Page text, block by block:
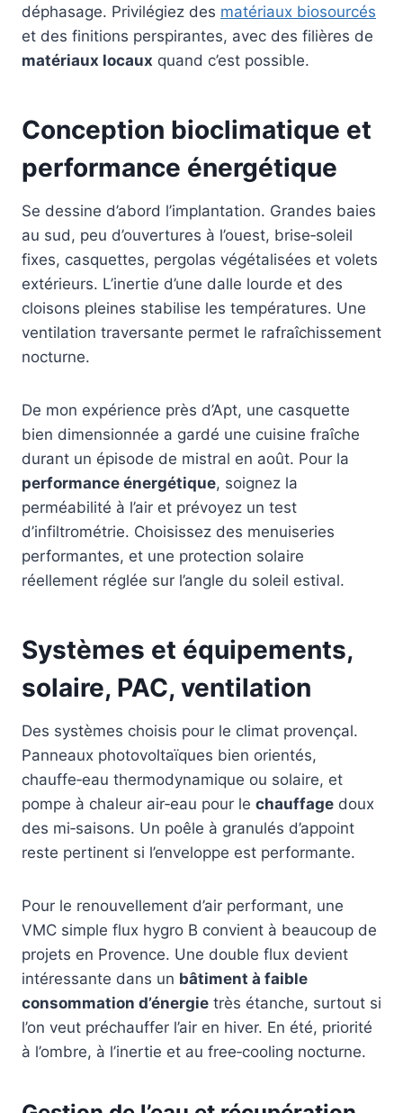
déphasage. Privilégiez des matériaux biosourcés
et des finitions perspirantes, avec des filières de
matériaux locaux quand c’est possible.
Conception bioclimatique et
performance énergétique
Se dessine d’abord l’implantation. Grandes baies
au sud, peu d’ouvertures à l’ouest, brise‑soleil
fixes, casquettes, pergolas végétalisées et volets
extérieurs. L’inertie d’une dalle lourde et des
cloisons pleines stabilise les températures. Une
ventilation traversante permet le rafraîchissement
nocturne.
De mon expérience près d’Apt, une casquette
bien dimensionnée a gardé une cuisine fraîche
durant un épisode de mistral en août. Pour la
performance énergétique, soignez la
perméabilité à l’air et prévoyez un test
d’infiltrométrie. Choisissez des menuiseries
performantes, et une protection solaire
réellement réglée sur l’angle du soleil estival.
Systèmes et équipements,
solaire, PAC, ventilation
Des systèmes choisis pour le climat provençal.
Panneaux photovoltaïques bien orientés,
chauffe‑eau thermodynamique ou solaire, et
pompe à chaleur air‑eau pour le chauffage doux
des mi‑saisons. Un poêle à granulés d’appoint
reste pertinent si l’enveloppe est performante.
Pour le renouvellement d’air performant, une
VMC simple flux hygro B convient à beaucoup de
projets en Provence. Une double flux devient
intéressante dans un bâtiment à faible
consommation d’énergie très étanche, surtout si
l’on veut préchauffer l’air en hiver. En été, priorité
à l’ombre, à l’inertie et au free‑cooling nocturne.